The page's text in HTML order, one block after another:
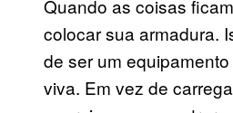
Quando as coisas
colocar sua armadura.
de ser um
viva. Em vez de